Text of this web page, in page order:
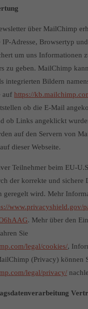
über MailChimp
Adresse, Browsertyp
um uns Informationen
zu geben. MailChimp
integrierten Bildern
auf https://
ob die E-Mail
ob Links angeklickt
auf den Servern von
dieser Webseite.
Teilnehmer beim EU-
der korrekte und sichere
geregelt wird. Mehr
www.privacyshield.gov/
. Mehr über den
Sie
legal/cookies/,
(Privacy) können
legal/privacy/